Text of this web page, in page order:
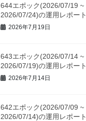
644エポック(2026/07/19 ~
2026/07/24)の運用レポート
2026年7月19日
643エポック(2026/07/14 ~
2026/07/19)の運用レポート
2026年7月14日
642エポック(2026/07/09 ~
2026/07/14)の運用レポート